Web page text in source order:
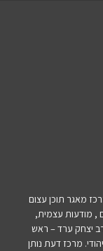
מאגר תוכן עצום
, מודעות עצמית,
יצחק ערד – ראש
מרכז דעת נותן